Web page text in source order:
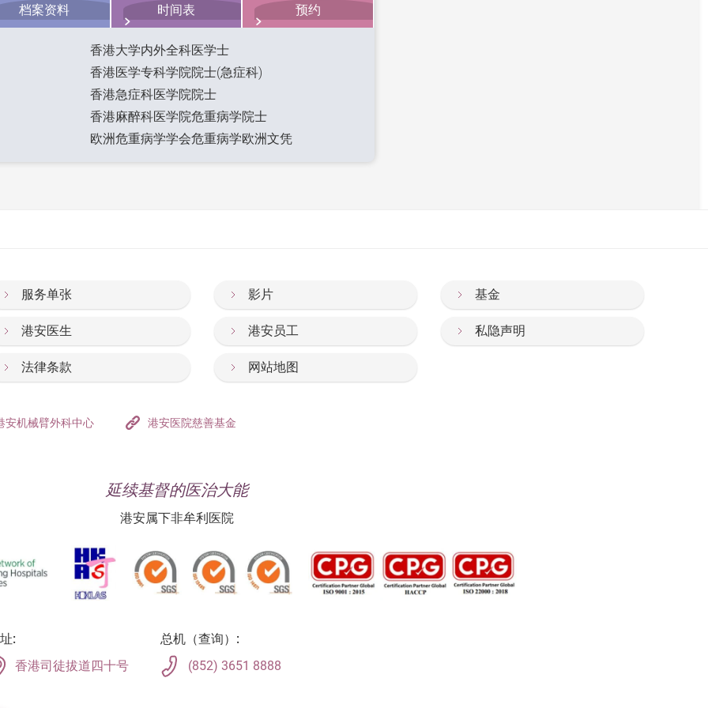
档案资料 时间表 预约
香港大学内外全科医学士
香港医学专科学院院士(急症科)
香港急症科医学院院士
香港麻醉科医学院危重病学院士
欧洲危重病学学会危重病学欧洲文凭
服务单张 影片 基金
港安医生 港安员工 私隐声明
法律条款 网站地图
安机械臂外科中心 港安医院慈善基金
延续基督的医治大能
港安属下非牟利医院
:
香港司徒拔道四十号
总机（查询）:
(852) 3651 8888